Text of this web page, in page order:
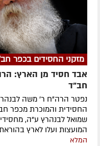
מזקני החסידים בכפר
אבד חסיד מן הארץ:
חב"ד
נפטר הרה"ח ר' משה
החסידית והמוכרת מכפר
שמואל לבנהרץ ע"ה,
המועצות ועלו לארץ
המלא